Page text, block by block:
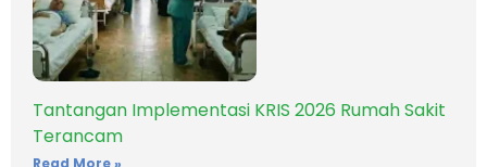
Tantangan Implementasi KRIS 2026 Rumah Sakit
Terancam
Read More »